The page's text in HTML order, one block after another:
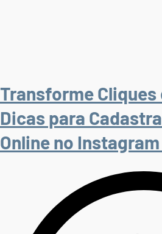
Transforme Cliques
Dicas para
Online no